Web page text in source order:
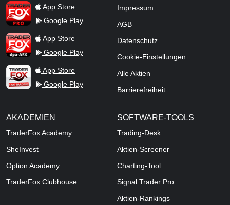
TraderFox ProApp Store
Google Play
TraderFox dpa-AFX ProFeed
App Store
Google Play
TraderFox Live Trading
App Store
Google Play
Impressum
AGB
Datenschutz
Cookie-Einstellungen
Alle Aktien
Barrierefreiheit
AKADEMIEN
TraderFox Academy
SheInvest
Option Academy
TraderFox Clubhouse
SOFTWARE-TOOLS
Trading-Desk
Aktien-Screener
Charting-Tool
Signal Trader Pro
Aktien-Rankings